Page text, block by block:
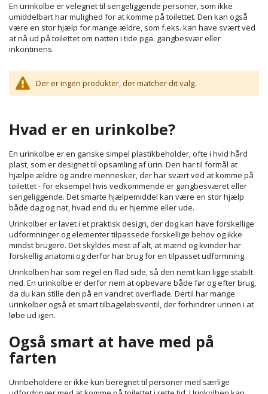
En urinkolbe er velegnet til sengeliggende personer, som ikke
umiddelbart har mulighed for at komme på toilettet. Den kan også
være en stor hjælp for mange ældre, som f.eks. kan have svært ved
at nå ud på toilettet om natten i tide pga. gangbesvær eller
inkontinens.
Der er ingen produkter, der matcher dit valg.
Hvad er en urinkolbe?
En urinkolbe er en ganske simpel plastikbeholder, ofte i hvid hård
plast, som er designet til opsamling af urin. Den har til formål at
hjælpe ældre og andre mennesker, der har svært ved at komme på
toilettet - for eksempel hvis vedkommende er gangbesværet eller
sengeliggende. Det smarte hjælpemiddel kan være en stor hjælp
både dag og nat, hvad end du er hjemme eller ude.
Urinkolber er lavet i et praktisk design, der dog kan have forskellige
udformninger og elementer tilpassede forskellige behov og ikke
mindst brugere. Det skyldes mest af alt, at mænd og kvinder har
forskellig anatomi og derfor har brug for en tilpasset udformning.
Urinkolben har som regel en flad side, så den nemt kan ligge stabilt
ned. En urinkolbe er derfor nem at opbevare både før og efter brug,
da du kan stille den på en vandret overflade. Dertil har mange
urinkolber også et smart tilbageløbsventil, der forhindrer urinen i at
løbe ud igen.
Også smart at have med på
farten
Urinbeholdere er ikke kun beregnet til personer med særlige